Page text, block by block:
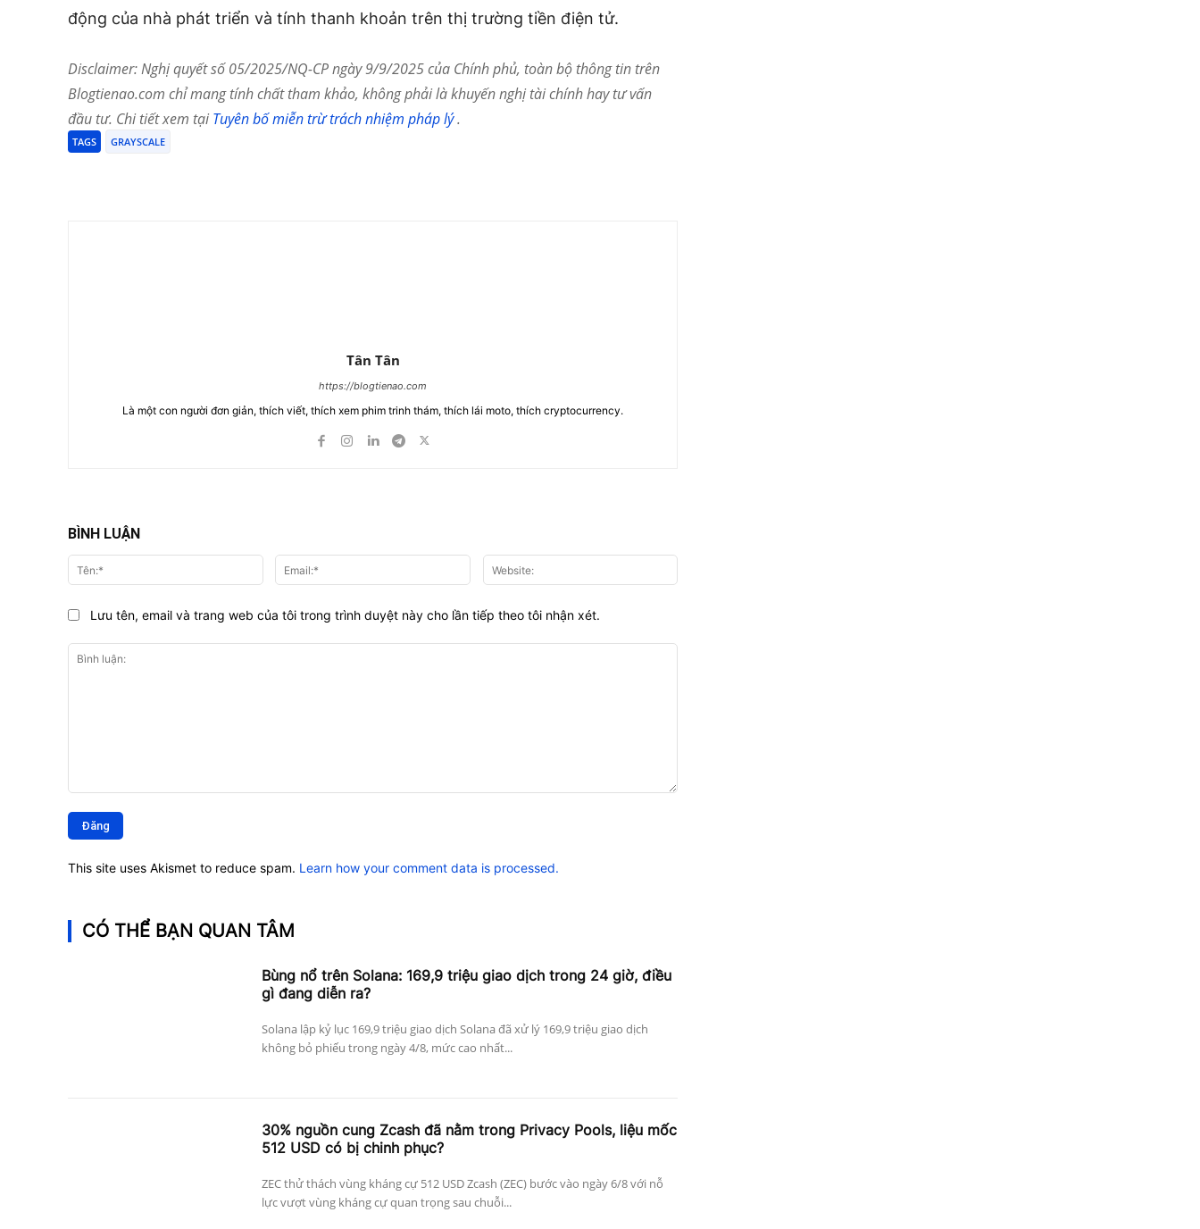
động của nhà phát triển và tính thanh khoản trên thị trường tiền điện tử.
Disclaimer: Nghị quyết số 05/2025/NQ-CP ngày 9/9/2025 của Chính phủ, toàn bộ thông tin trên
Blogtienao.com chỉ mang tính chất tham khảo, không phải là khuyến nghị tài chính hay tư vấn
đầu tư. Chi tiết xem tạiTuyên bố miễn trừ trách nhiệm pháp lý.
TAGS GRAYSCALE
Tân Tân
https://blogtienao.com
Là một con người đơn giản, thích viết, thích xem phim trinh thám, thích lái moto, thích cryptocurrency.
BÌNH LUẬN
luận:
Tên:* Email:*
Lưu tên, email và trang web của tôi trong trình duyệt này cho lần tiếp theo tôi nhận xét.
This site uses Akismet to reduce spam. Learn how your comment data is processed.
CÓ THỂ BẠN QUAN TÂM
Bùng nổ trên Solana: 169,9 triệu giao dịch trong 24 giờ, điều
gì đang diễn ra?
Solana lập kỷ lục 169,9 triệu giao dịch Solana đã xử lý 169,9 triệu giao dịch
không bỏ phiếu trong ngày 4/8, mức cao nhất...
30% nguồn cung Zcash đã nằm trong Privacy Pools, liệu mốc
512 USD có bị chinh phục?
ZEC thử thách vùng kháng cự 512 USD Zcash (ZEC) bước vào ngày 6/8 với nỗ
lực vượt vùng kháng cự quan trọng sau chuỗi...